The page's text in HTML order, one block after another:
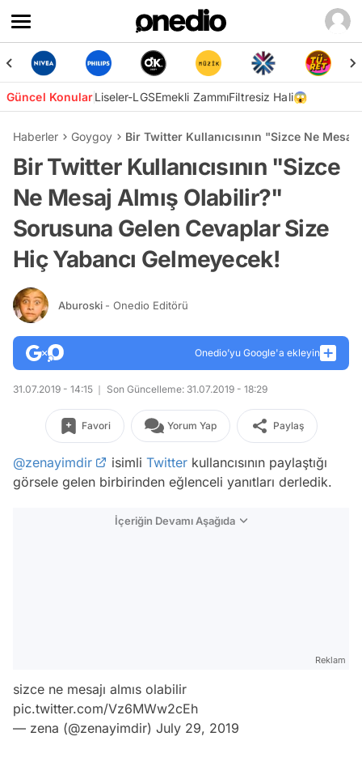
Güncel KonularLiseler-LGSEmekli ZammıFiltresiz Hali😱
Haberler Goygoy Bir Twitter Kullanıcısının "Sizce Ne
Bir Twitter Kullanıcısının "Sizce
Ne Mesaj Almış Olabilir?"
Sorusuna Gelen Cevaplar Size
Hiç Yabancı Gelmeyecek!
Aburoski - Onedio Editörü
Onedio’yu Google'a ekleyin
31.07.2019 - 14:15 Son Güncelleme: 31.07.2019 - 18:29
Favori Yorum Yap Paylaş
@zenayimdir isimli Twitter kullancısının paylaştığı
görsele gelen birbirinden eğlenceli yanıtları derledik.
İçeriğin Devamı Aşağıda
Reklam
sizce ne mesajı almıs olabilir
pic.twitter.com/Vz6MWw2cEh
— zena (@zenayimdir) July 29, 2019